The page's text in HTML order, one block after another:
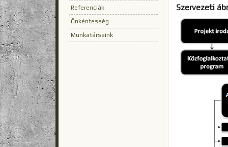
Referenciák
Önkéntesség
Munkatársaink
Szervezeti